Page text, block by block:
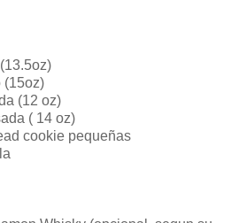
(15oz)
(12 oz)
( 14 oz)
cookie pequeñas